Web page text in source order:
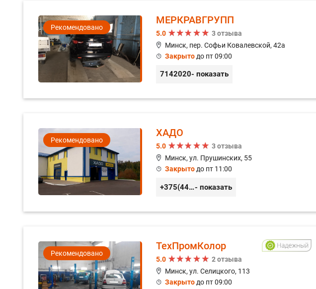
Рекомендовано
МЕРКРАВГРУПП
5.0
3 отзыва
Минск, пер. Софьи Ковалевской, 42а
Закрытодо пт 09:00
7142020- показать
Рекомендовано
ХАДО
5.0
3 отзыва
Минск, ул. Прушинских, 55
Закрытодо пт 11:00
+375(44) 559-27-77- показать
Рекомендовано
ТехПромКолор
5.0
2 отзыва
Минск, ул. Селицкого, 113
Закрытодо пт 09:00